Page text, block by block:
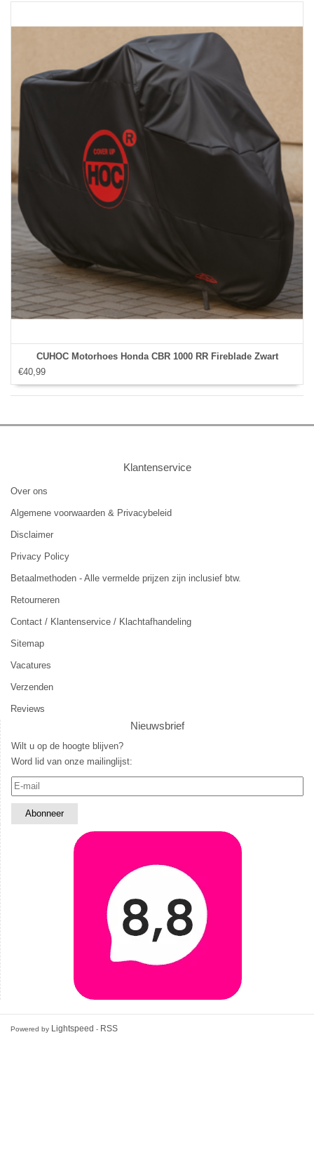
CUHOC Motorhoes Honda CBR 1000 RR Fireblade Zwart
€40,99
Klantenservice
Over ons
Algemene voorwaarden & Privacybeleid
Disclaimer
Privacy Policy
Betaalmethoden - Alle vermelde prijzen zijn inclusief btw.
Retourneren
Contact / Klantenservice / Klachtafhandeling
Sitemap
Vacatures
Verzenden
Reviews
Nieuwsbrief
Wilt u op de hoogte blijven?
Word lid van onze mailinglijst:
Powered by Lightspeed - RSS